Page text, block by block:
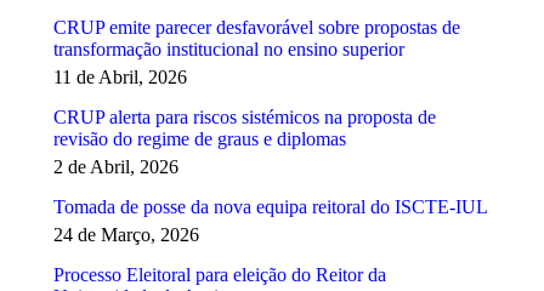
WhatsAppLinkedInPinterestTwitter Facebook
CRUP emite parecer desfavorável sobre propostas de
transformação institucional no ensino superior
11 de Abril, 2026
CRUP alerta para riscos sistémicos na proposta de
revisão do regime de graus e diplomas
2 de Abril, 2026
Tomada de posse da nova equipa reitoral do ISCTE-IUL
24 de Março, 2026
Processo Eleitoral para eleição do Reitor da